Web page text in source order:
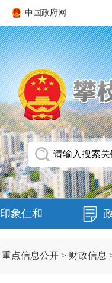
中国政府网
印象仁和
重点信息公开 > 财政信息